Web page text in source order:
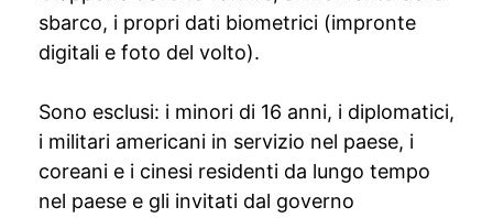
sbarco, i propri dati biometrici (impronte
digitali e foto del volto).
Sono esclusi: i minori di 16 anni, i diplomatici,
i militari americani in servizio nel paese, i
coreani e i cinesi residenti da lungo tempo
nel paese e gli invitati dal governo